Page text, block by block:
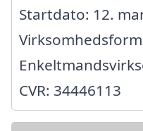
Startdato: 12.
CVR: 34446113